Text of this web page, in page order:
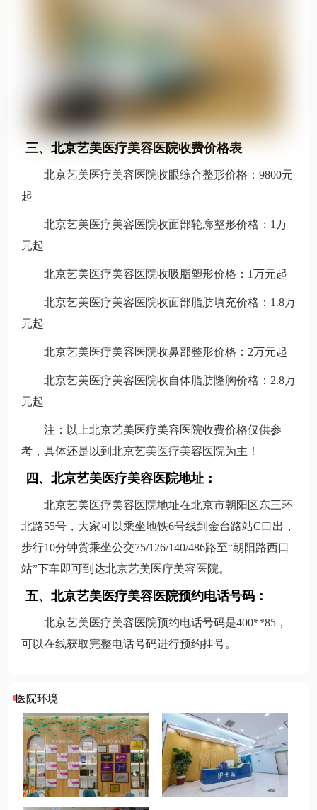
三、北京艺美医疗美容医院收费价格表
北京艺美医疗美容医院收眼综合整形价格：9800元
起
北京艺美医疗美容医院收面部轮廓整形价格：1万
元起
北京艺美医疗美容医院收吸脂塑形价格：1万元起
北京艺美医疗美容医院收面部脂肪填充价格：1.8万
元起
北京艺美医疗美容医院收鼻部整形价格：2万元起
北京艺美医疗美容医院收自体脂肪隆胸价格：2.8万
元起
注：以上北京艺美医疗美容医院收费价格仅供参
考，具体还是以到北京艺美医疗美容医院为主！
四、北京艺美医疗美容医院地址：
北京艺美医疗美容医院地址在北京市朝阳区东三环
北路55号，大家可以乘坐地铁6号线到金台路站C口出，
步行10分钟货乘坐公交75/126/140/486路至“朝阳路西口
站”下车即可到达北京艺美医疗美容医院。
五、北京艺美医疗美容医院预约电话号码：
北京艺美医疗美容医院预约电话号码是400**85，
可以在线获取完整电话号码进行预约挂号。
医院环境